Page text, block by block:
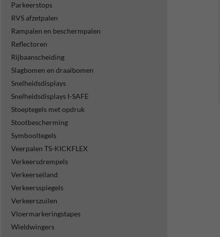
Parkeerstops
RVS afzetpalen
Rampalen en beschermpalen
Reflectoren
Rijbaanscheiding
Slagbomen en draaibomen
Snelheidsdisplays
Snelheidsdisplays I-SAFE
Stoeptegels met opdruk
Stootbescherming
Symbooltegels
Veerpalen TS-KICKFLEX
Verkeersdrempels
Verkeerseiland
Verkeersspiegels
Verkeerszuilen
Vloermarkeringstapes
Wieldwingers